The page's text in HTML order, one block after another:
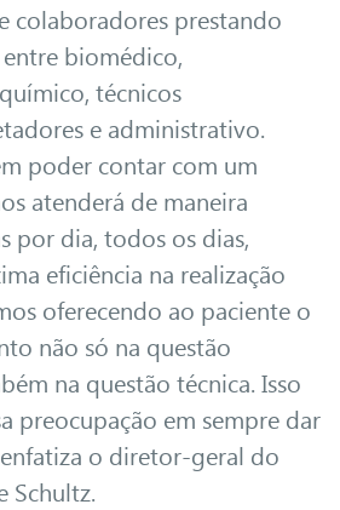
colaboradores prestando
biomédico,
técnicos
e administrativo.
poder contar com um
atenderá de maneira
por dia, todos os dias,
eficiência na realização
oferecendo ao paciente o
não só na questão
na questão técnica. Isso
preocupação em sempre dar
o diretor-geral do
Schultz.